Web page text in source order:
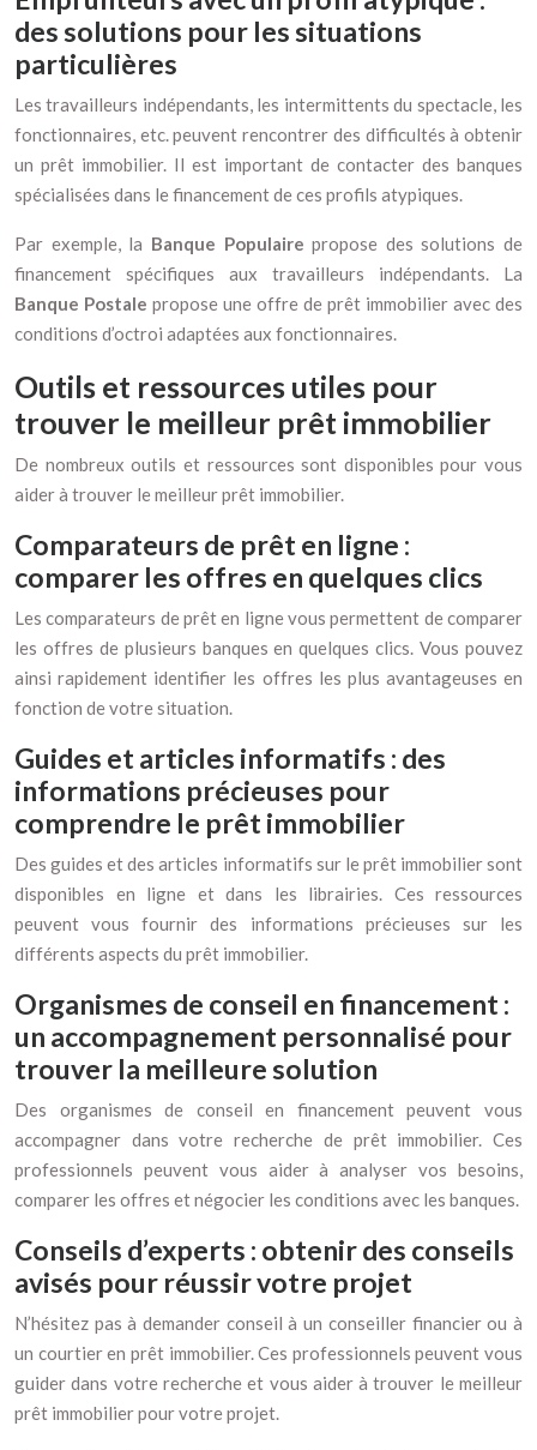
des solutions pour les situations
particulières
Les travailleurs indépendants, les intermittents du spectacle, les
fonctionnaires, etc. peuvent rencontrer des difficultés à obtenir
un prêt immobilier. Il est important de contacter des banques
spécialisées dans le financement de ces profils atypiques.
Par exemple, la Banque Populairepropose des solutions de
financement spécifiques aux travailleurs indépendants. La
Banque Postale propose une offre de prêt immobilier avec des
conditions d’octroi adaptées aux fonctionnaires.
Outils et ressources utiles pour
trouver le meilleur prêt immobilier
De nombreux outils et ressources sont disponibles pour vous
aider à trouver le meilleur prêt immobilier.
Comparateurs de prêt en ligne :
comparer les offres en quelques clics
Les comparateurs de prêt en ligne vous permettent de comparer
les offres de plusieurs banques en quelques clics. Vous pouvez
ainsi rapidement identifier les offres les plus avantageuses en
fonction de votre situation.
Guides et articles informatifs : des
informations précieuses pour
comprendre le prêt immobilier
Des guides et des articles informatifs sur le prêt immobilier sont
disponibles en ligne et dans les librairies. Ces ressources
peuvent vous fournir des informations précieuses sur les
différents aspects du prêt immobilier.
Organismes de conseil en financement :
un accompagnement personnalisé pour
trouver la meilleure solution
Des organismes de conseil en financement peuvent vous
accompagner dans votre recherche de prêt immobilier. Ces
professionnels peuvent vous aider à analyser vos besoins,
comparer les offres et négocier les conditions avec les banques.
Conseils d’experts : obtenir des conseils
avisés pour réussir votre projet
N’hésitez pas à demander conseil à un conseiller financier ou à
un courtier en prêt immobilier. Ces professionnels peuvent vous
guider dans votre recherche et vous aider à trouver le meilleur
prêt immobilier pour votre projet.